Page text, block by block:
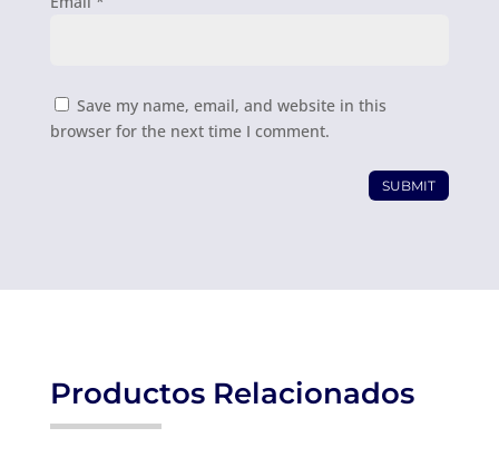
Save my name, email, and website in this
browser for the next time I comment.
SUBMIT
Productos Relacionados